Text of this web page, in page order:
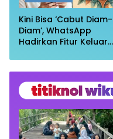
Kini Bisa ‘Cabut Diam-
Diam’, WhatsApp
Hadirkan Fitur Keluar